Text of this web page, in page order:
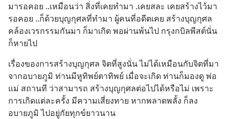
มารอคอย ..เหมือนว่า สิ่งที่เคยทำมา .เคยสละ เคยสร้างไว้มา
รอคอย ..ก็ด้วยบุญกุศลที่ทำมา ผู้คนที่อดีตเคย สร้างบุญกุศล
คล้องเวรกรรมกันมา ก็มาเกิด พอผ่านพ้นไป กรุงกบิลพีสต์นั่น
ก็หายไป
เรื่องของการสร้างบุญกุศล จิตที่สูงนั่น ไม่ได้เหมือนกับจิตที่มา
จากอบายภูมิ ท่านมีหูทิพย์ตาทิพย์ เมื่อจะเกิด ท่านก็มองดู พ่อ
แม่ สถานที ว่าสามารถ สร้างบุญกุศลต่อไปได้หรือไม่ เพราะ
การเกิดแต่ละครั้ง มีความเสี่ยงทาย หากพลาดพลั้ง ก็ลง
อบายภูมิ ไปอยู่กัยทุกข์ยาวนาน